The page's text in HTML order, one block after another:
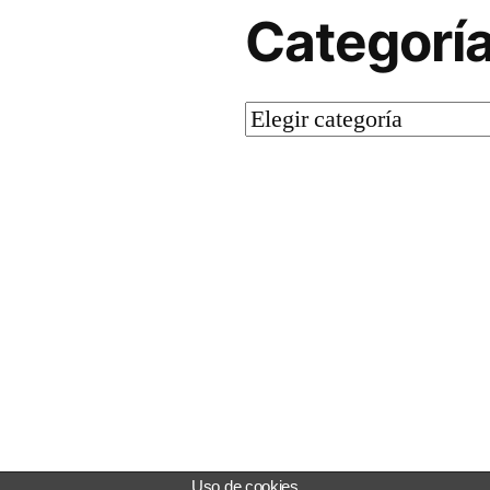
Categorías
a WordPress. Uso de cookies